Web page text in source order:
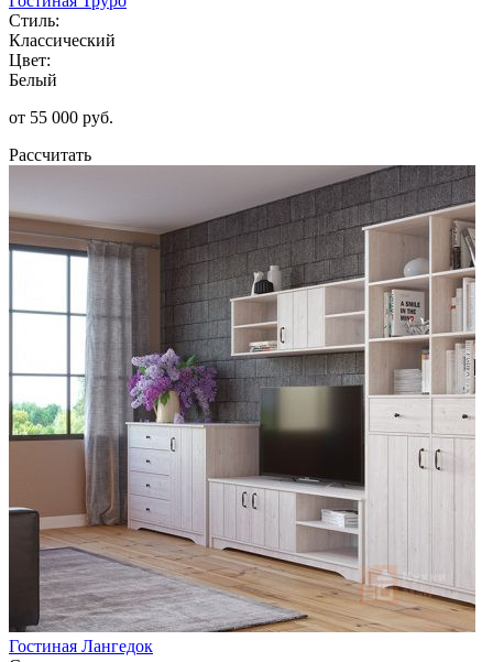
Стиль:
Классический
Цвет:
Белый
от 55 000 руб.
Рассчитать
Гостиная Лангедок